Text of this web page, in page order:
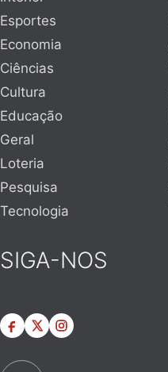
Esportes
Economia
Ciências
Cultura
Educação
Geral
Loteria
Pesquisa
Tecnologia
SIGA-NOS